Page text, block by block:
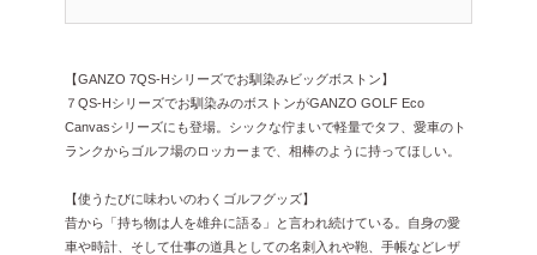
【GANZO 7QS-Hシリーズでお馴染みビッグボストン】
７QS-Hシリーズでお馴染みのボストンがGANZO GOLF Eco
Canvasシリーズにも登場。シックな佇まいで軽量でタフ、愛車のト
ランクからゴルフ場のロッカーまで、相棒のように持ってほしい。
【使うたびに味わいのわくゴルフグッズ】
昔から「持ち物は人を雄弁に語る」と言われ続けている。自身の愛
車や時計、そして仕事の道具としての名刺入れや鞄、手帳などレザ